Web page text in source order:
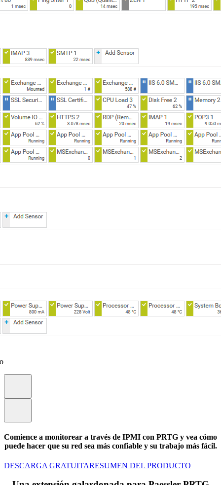
Comience a monitorear a través de IPMI con PRTG y vea cómo
puede hacer que su red sea más confiable y su trabajo más fácil.
DESCARGA GRATUITARESUMEN DEL PRODUCTO